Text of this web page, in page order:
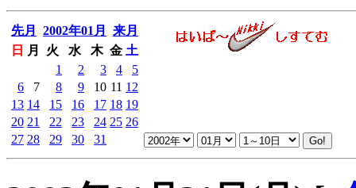
先月 2002年01月
来月
日
月 火 水 木 金 土
1
2 3 4
5
6
7 8 9 10 11 12
13 14 15 16 17 18 19
20 21 22 23 24 25 26
27 28 29 30 31